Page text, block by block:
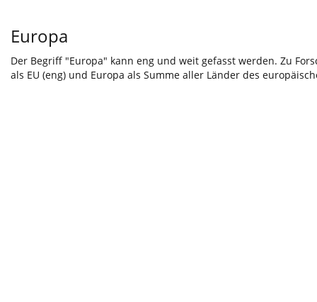
Europa
Der Begriff "Europa" kann eng und weit gefasst werden. Zu
als EU (eng) und Europa als Summe aller Länder des